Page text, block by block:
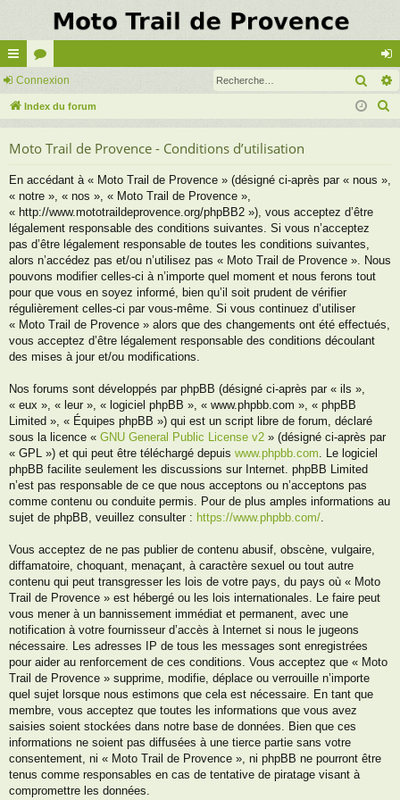
cc
ès
de
or
u
on
ne
Connexion
Index du forum
Moto Trail de Provence - Conditions d’utilisation
En accédant à « Moto Trail de Provence » (désigné ci-après par « nous »,
« notre », « nos », « Moto Trail de Provence »,
« http://www.mototraildeprovence.org/phpBB2 »), vous acceptez d’être
légalement responsable des conditions suivantes. Si vous n’acceptez
pas d’être légalement responsable de toutes les conditions suivantes,
alors n’accédez pas et/ou n’utilisez pas « Moto Trail de Provence ». Nous
pouvons modifier celles-ci à n’importe quel moment et nous ferons tout
pour que vous en soyez informé, bien qu’il soit prudent de vérifier
régulièrement celles-ci par vous-même. Si vous continuez d’utiliser
« Moto Trail de Provence » alors que des changements ont été effectués,
vous acceptez d’être légalement responsable des conditions découlant
des mises à jour et/ou modifications.
Nos forums sont développés par phpBB (désigné ci-après par « ils »,
« eux », « leur », « logiciel phpBB », « www.phpbb.com », « phpBB
Limited », « Équipes phpBB ») qui est un script libre de forum, déclaré
sous la licence « GNU General Public License v2 » (désigné ci-après par
« GPL ») et qui peut être téléchargé depuis www.phpbb.com . Le logiciel
phpBB facilite seulement les discussions sur Internet. phpBB Limited
n’est pas responsable de ce que nous acceptons ou n’acceptons pas
comme contenu ou conduite permis. Pour de plus amples informations au
sujet de phpBB, veuillez consulter : https://www.phpbb.com/
Vous acceptez de ne pas publier de contenu abusif, obscène, vulgaire,
diffamatoire, choquant, menaçant, à caractère sexuel ou tout autre
contenu qui peut transgresser les lois de votre pays, du pays où « Moto
Trail de Provence » est hébergé ou les lois internationales. Le faire peut
vous mener à un bannissement immédiat et permanent, avec une
notification à votre fournisseur d’accès à Internet si nous le jugeons
nécessaire. Les adresses IP de tous les messages sont enregistrées
pour aider au renforcement de ces conditions. Vous acceptez que « Moto
Trail de Provence » supprime, modifie, déplace ou verrouille n’importe
quel sujet lorsque nous estimons que cela est nécessaire. En tant que
membre, vous acceptez que toutes les informations que vous avez
saisies soient stockées dans notre base de données. Bien que ces
informations ne soient pas diffusées à une tierce partie sans votre
consentement, ni « Moto Trail de Provence », ni phpBB ne pourront être
tenus comme responsables en cas de tentative de piratage visant à
compromettre les données.